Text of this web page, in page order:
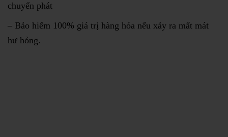
chuyển phát
– Bảo hiểm 100% giá trị hàng hóa nếu xảy ra mất mát
hư hỏng.